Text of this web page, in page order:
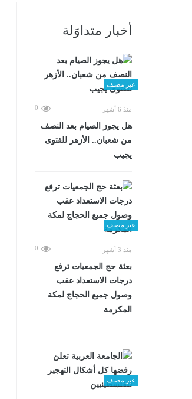
أخبار متداوَلة
غير مصنف
منذ 6 أشهر 0
هل يجوز الصيام بعد النصف
من شعبان.. الأزهر للفتوى
يجيب
غير مصنف
منذ 3 أشهر 0
بعثة حج الجمعيات ترفع
درجات الاستعداد عقب
وصول جميع الحجاج لمكة
المكرمة
غير مصنف